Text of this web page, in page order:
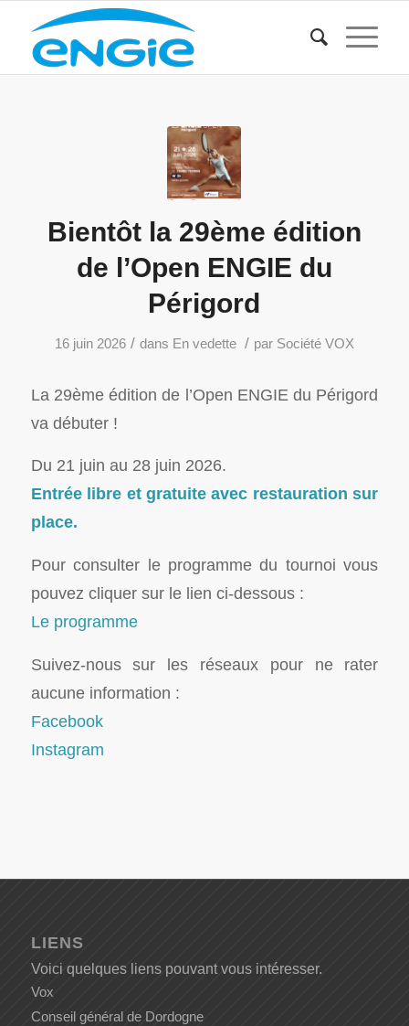
Bientôt la 29ème édition
de l’Open ENGIE du
Périgord
16 juin 2026 / dans En vedette / par Société VOX
La 29ème édition de l’Open ENGIE du Périgord
va débuter !
Du 21 juin au 28 juin 2026.
Entrée libre et gratuite avec restauration sur
place.
Pour consulter le programme du tournoi vous
pouvez cliquer sur le lien ci-dessous :
Le programme
Suivez-nous sur les réseaux pour ne rater
aucune information :
Facebook
Instagram
LIENS
Voici quelques liens pouvant vous intéresser.
Vox
Conseil général de Dordogne